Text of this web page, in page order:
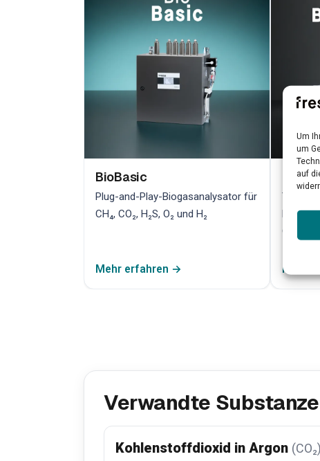
Um
um
auf
BioBasic
Plug-and-Play-Biogasanalysator für
CH₄, CO₂, H₂S, O₂ und H₂
Mehr erfahren →
TDLAS-
Mehr
Verwandte
Kohlenstoffdioxid in Argon (CO₂)